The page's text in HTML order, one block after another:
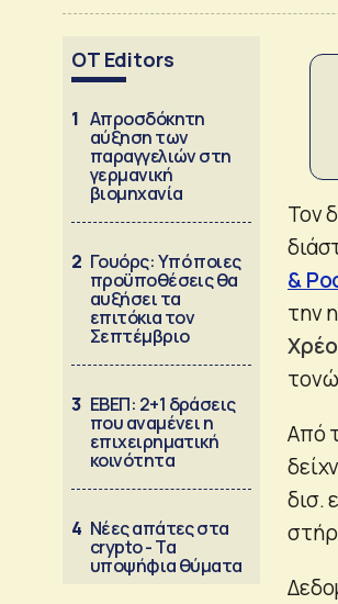
OT Editors
1 Απροσδόκητη
αύξηση των
παραγγελιών στη
γερμανική
βιομηχανία
2 Γουόρς: Υπό ποιες
προϋποθέσεις θα
αυξήσει τα
επιτόκια τον
Σεπτέμβριο
3 ΕΒΕΠ: 2+1 δράσεις
που αναμένει η
επιχειρηματική
κοινότητα
4 Νέες απάτες στα
crypto - Τα
υποψήφια θύματα
Τον
&
την
Από
δισ.